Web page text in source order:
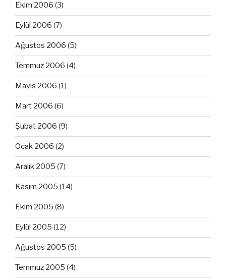
Ekim 2006 (3)
Eylül 2006 (7)
Ağustos 2006 (5)
Temmuz 2006 (4)
Mayıs 2006 (1)
Mart 2006 (6)
Şubat 2006 (9)
Ocak 2006 (2)
Aralık 2005 (7)
Kasım 2005 (14)
Ekim 2005 (8)
Eylül 2005 (12)
Ağustos 2005 (5)
Temmuz 2005 (4)